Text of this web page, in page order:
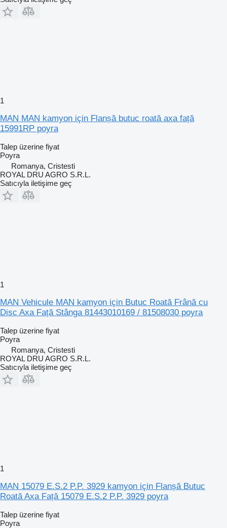
1
MAN MAN kamyon için Flanșă butuc roată axa față
15991RP poyra
Talep üzerine fiyat
Poyra
Romanya, Cristesti
ROYAL DRU AGRO S.R.L.
Satıcıyla iletişime geç
1
MAN Vehicule MAN kamyon için Butuc Roată Frână cu
Disc Axa Față Stânga 81443010169 / 81508030 poyra
Talep üzerine fiyat
Poyra
Romanya, Cristesti
ROYAL DRU AGRO S.R.L.
Satıcıyla iletişime geç
1
MAN 15079 E.S.2 P.P. 3929 kamyon için Flanșă Butuc
Roată Axa Față 15079 E.S.2 P.P. 3929 poyra
Talep üzerine fiyat
Poyra